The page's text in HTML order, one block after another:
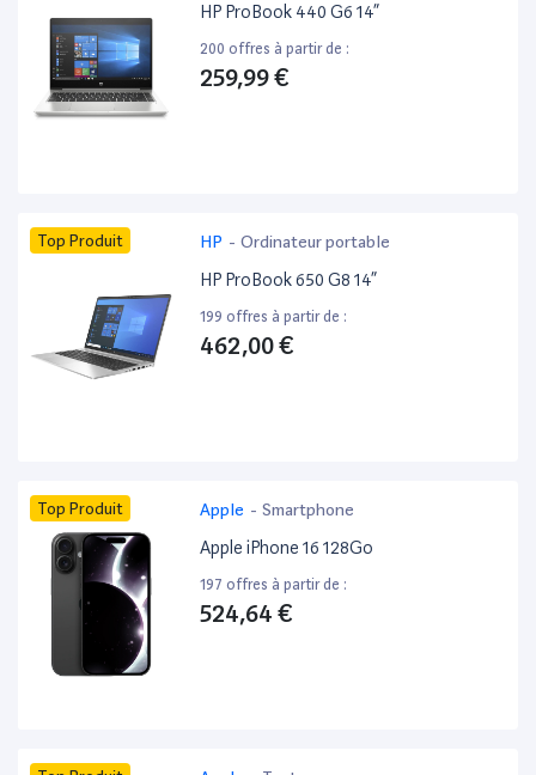
HP ProBook 440 G6 14”
200 offres à partir de :
259,99 €
Top Produit HP - Ordinateur portable
HP ProBook 650 G8 14”
199 offres à partir de :
462,00 €
Top Produit Apple - Smartphone
Apple iPhone 16 128Go
197 offres à partir de :
524,64 €